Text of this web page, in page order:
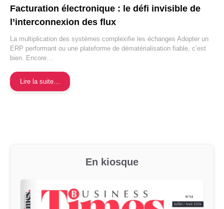
Facturation électronique : le défi invisible de
l’interconnexion des flux
La multiplication des systèmes complexifie les échanges Adopter un
ERP performant ou une plateforme de dématérialisation fiable, c’est
bien. Encore…
Lire la suite…
En kiosque